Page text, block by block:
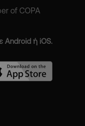
of COPA
Android ή iOS.